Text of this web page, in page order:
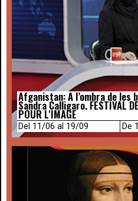
Afganistan: A l’ombra de les
Sandra Calligaro. FESTIVAL
POUR L'IMAGE
Del 11/06 al 19/09 De